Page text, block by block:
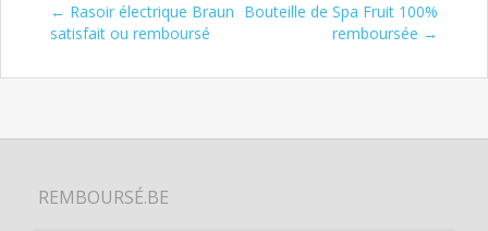
Post navigation
← Rasoir électrique Braun
satisfait ou remboursé
Bouteille de Spa Fruit 100%
remboursée →
REMBOURSÉ.BE